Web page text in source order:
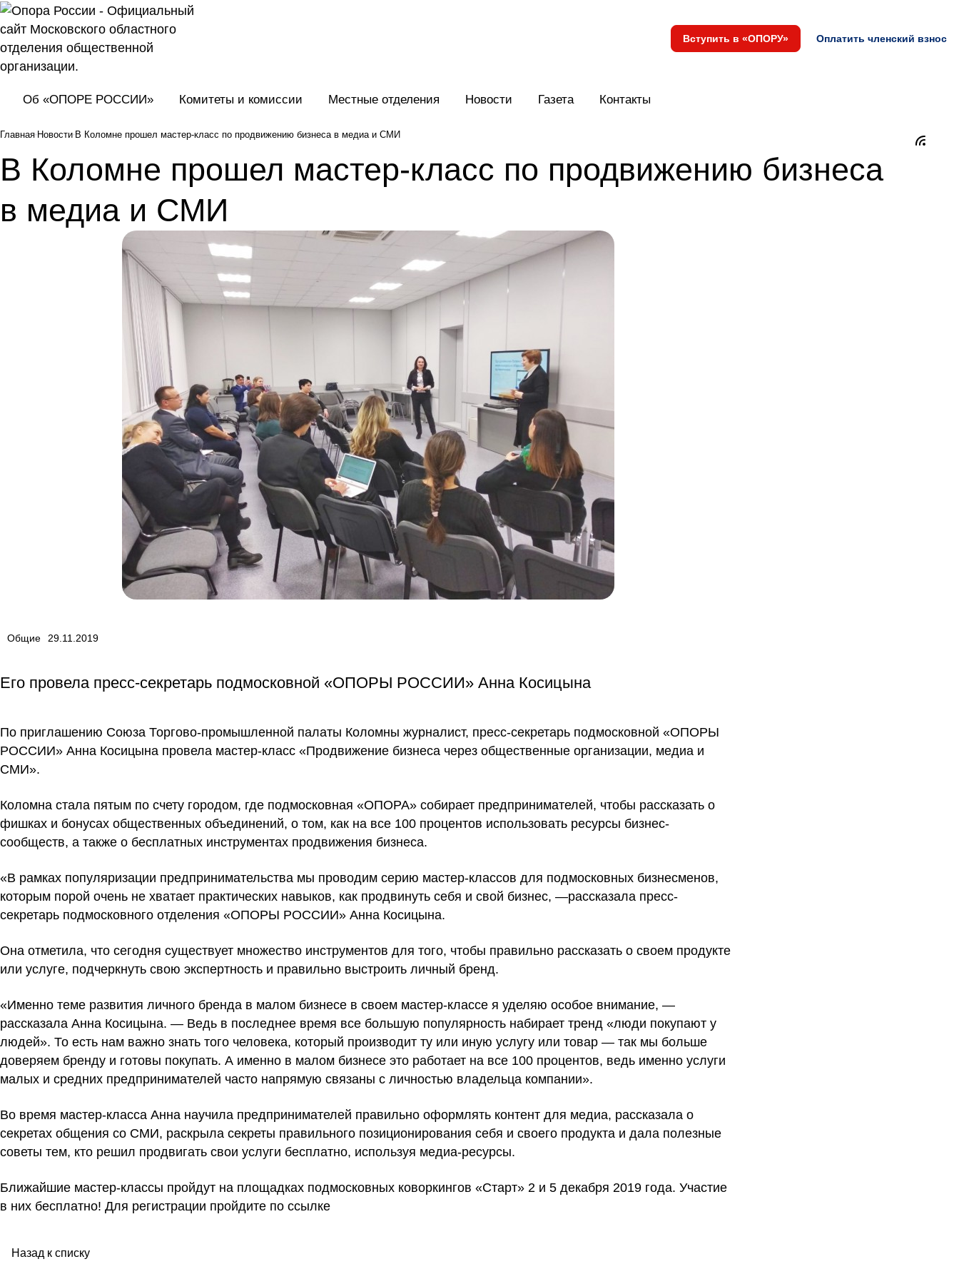
Вступить в «ОПОРУ» Оплатить членский взнос
Об «ОПОРЕ РОССИИ» Комитеты и комиссии Местные отделения Новости Газета Контакты
Главная Новости В Коломне прошел мастер-класс по продвижению бизнеса в медиа и СМИ
В Коломне прошел мастер-класс по продвижению бизнеса
в медиа и СМИ
Общие 29.11.2019
Его провела пресс-секретарь подмосковной «ОПОРЫ РОССИИ» Анна Косицына
По приглашению Союза Торгово-промышленной палаты Коломны журналист, пресс-секретарь подмосковной «ОПОРЫ
РОССИИ» Анна Косицына провела мастер-класс «Продвижение бизнеса через общественные организации, медиа и
СМИ».
Коломна стала пятым по счету городом, где подмосковная «ОПОРА» собирает предпринимателей, чтобы рассказать о
фишках и бонусах общественных объединений, о том, как на все 100 процентов использовать ресурсы бизнес-
сообществ, а также о бесплатных инструментах продвижения бизнеса.
«В рамках популяризации предпринимательства мы проводим серию мастер-классов для подмосковных бизнесменов,
которым порой очень не хватает практических навыков, как продвинуть себя и свой бизнес, —рассказала пресс-
секретарь подмосковного отделения «ОПОРЫ РОССИИ» Анна Косицына.
Она отметила, что сегодня существует множество инструментов для того, чтобы правильно рассказать о своем продукте
или услуге, подчеркнуть свою экспертность и правильно выстроить личный бренд.
«Именно теме развития личного бренда в малом бизнесе в своем мастер-классе я уделяю особое внимание, —
рассказала Анна Косицына. — Ведь в последнее время все большую популярность набирает тренд «люди покупают у
людей». То есть нам важно знать того человека, который производит ту или иную услугу или товар — так мы больше
доверяем бренду и готовы покупать. А именно в малом бизнесе это работает на все 100 процентов, ведь именно услуги
малых и средних предпринимателей часто напрямую связаны с личностью владельца компании».
Во время мастер-класса Анна научила предпринимателей правильно оформлять контент для медиа, рассказала о
секретах общения со СМИ, раскрыла секреты правильного позиционирования себя и своего продукта и дала полезные
советы тем, кто решил продвигать свои услуги бесплатно, используя медиа-ресурсы.
Ближайшие мастер-классы пройдут на площадках подмосковных коворкингов «Старт» 2 и 5 декабря 2019 года. Участие
в них бесплатно! Для регистрации пройдите по ссылке
Назад к списку